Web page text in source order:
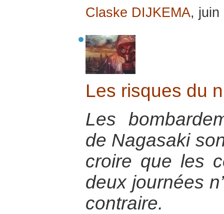
Claske DIJKEMA, juin
Les risques du
Les
de Nagasaki
croire que les
deux journées
contraire.